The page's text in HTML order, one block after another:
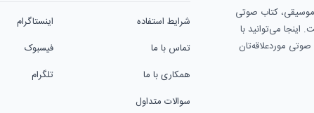
کتاب صوتی
می‌توانید با
موردعلاقه‌تان
شرایط استفاده
تماس با ما
همکاری با ما
سوالات متداول
اینستاگرام
فیسبوک
تلگرام